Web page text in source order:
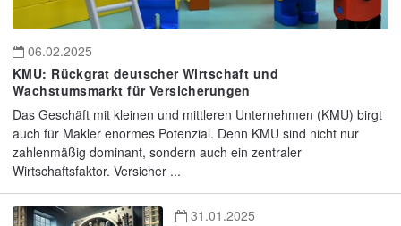
06.02.2025
KMU: Rückgrat deutscher Wirtschaft und
Wachstumsmarkt für Versicherungen
Das Geschäft mit kleinen und mittleren Unternehmen (KMU) birgt
auch für Makler enormes Potenzial. Denn KMU sind nicht nur
zahlenmäßig dominant, sondern auch ein zentraler
Wirtschaftsfaktor. Versicher ...
31.01.2025